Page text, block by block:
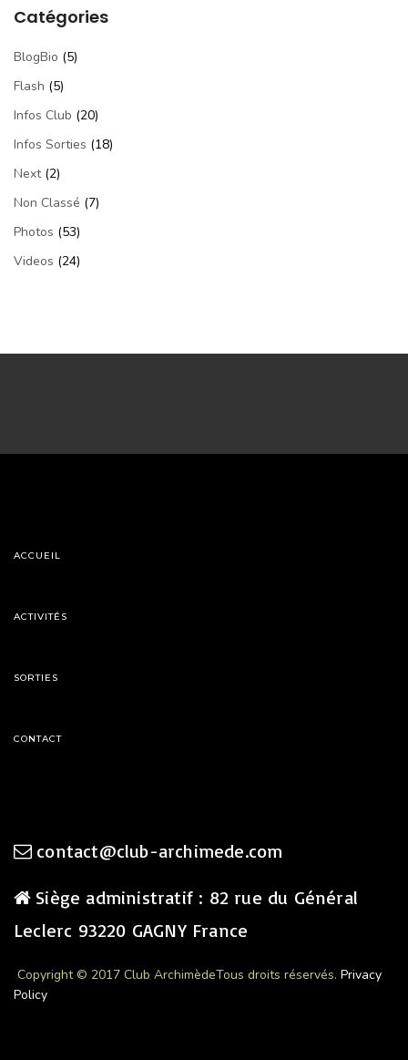
Catégories
BlogBio (5)
Flash (5)
Infos Club (20)
Infos Sorties (18)
Next(2)
Non Classé (7)
Photos (53)
Videos (24)
ACCUEIL
ACTIVITÉS
SORTIES
CONTACT
contact@club-archimede.com
Siège administratif : 82 rue du Général
Leclerc 93220 GAGNY France
Copyright © 2017 Club ArchimèdeTous droits réservés. Privacy
Policy